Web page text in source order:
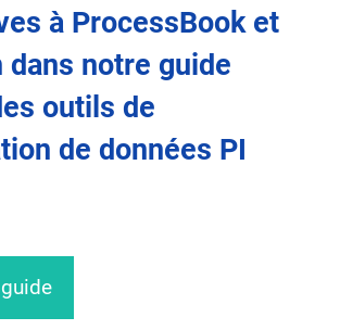
à ProcessBook et
dans notre guide
outils de
de données PI